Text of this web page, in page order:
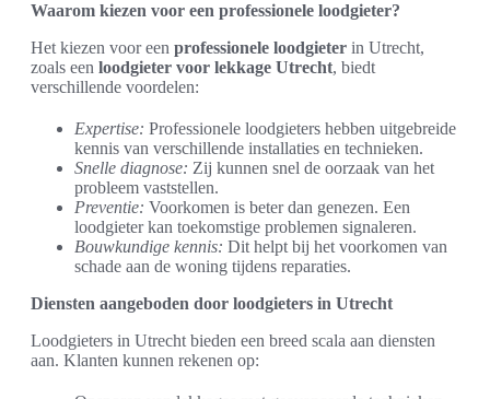
Waarom kiezen voor een professionele loodgieter?
Het kiezen voor een professionele loodgieter in Utrecht,
zoals een loodgieter voor lekkage Utrecht, biedt
verschillende voordelen:
Expertise: Professionele loodgieters hebben uitgebreide
kennis van verschillende installaties en technieken.
Snelle diagnose: Zij kunnen snel de oorzaak van het
probleem vaststellen.
Preventie: Voorkomen is beter dan genezen. Een
loodgieter kan toekomstige problemen signaleren.
Bouwkundige kennis: Dit helpt bij het voorkomen van
schade aan de woning tijdens reparaties.
Diensten aangeboden door loodgieters in Utrecht
Loodgieters in Utrecht bieden een breed scala aan diensten
aan. Klanten kunnen rekenen op: